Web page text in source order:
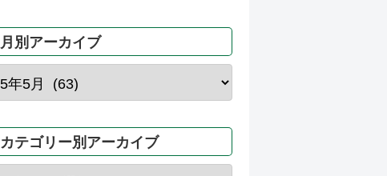
月別アーカイブ
カテゴリー別アーカイブ